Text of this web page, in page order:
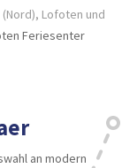
Lofoten und
Feriesenter
an modern